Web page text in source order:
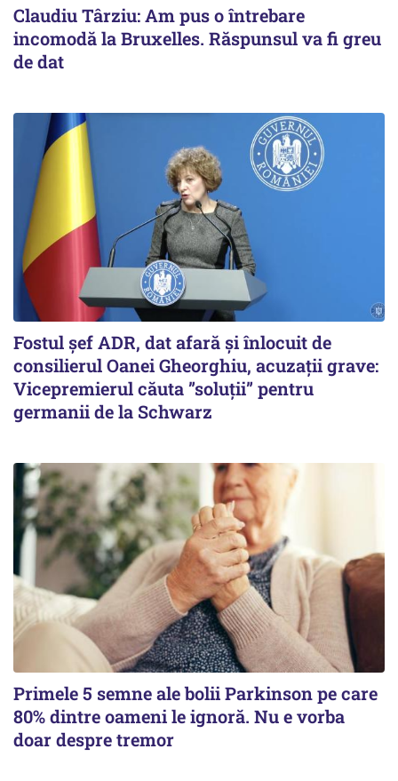
Claudiu Târziu: Am pus o întrebare
incomodă la Bruxelles. Răspunsul va fi greu
de dat
Fostul șef ADR, dat afară și înlocuit de
consilierul Oanei Gheorghiu, acuzații grave:
Vicepremierul căuta ”soluții” pentru
germanii de la Schwarz
Primele 5 semne ale bolii Parkinson pe care
80% dintre oameni le ignoră. Nu e vorba
doar despre tremor